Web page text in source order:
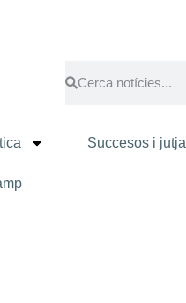
Succesos i